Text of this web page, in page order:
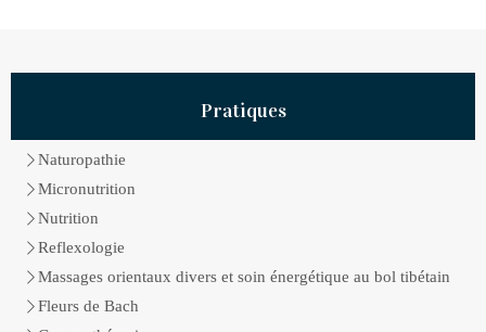
Pratiques
Naturopathie
Micronutrition
Nutrition
Reflexologie
Massages orientaux divers et soin énergétique au bol tibétain
Fleurs de Bach